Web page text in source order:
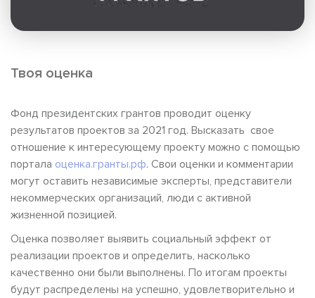
Твоя оценка
Фонд президентских грантов проводит оценку
результатов проектов за 2021 год. Высказать свое
отношение к интересующему проекту можно с помощью
портала оценка.гранты.рф. Свои оценки и комментарии
могут оставить независимые эксперты, представители
некоммерческих организаций, люди с активной
жизненной позицией.
Оценка позволяет выявить социальный эффект от
реализации проектов и определить, насколько
качественно они были выполнены. По итогам проекты
будут распределены на успешно, удовлетворительно и